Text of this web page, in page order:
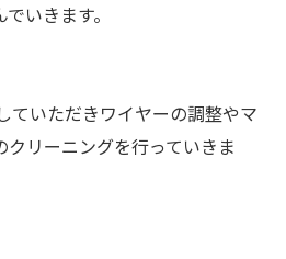
いきます。
ていただきワイヤーの調整やマ
クリーニングを行っていきま